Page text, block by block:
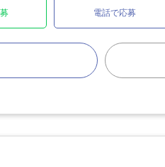
電話で応募